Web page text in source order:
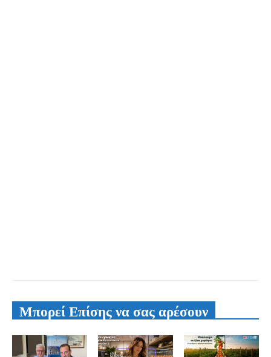
Μπορεί Επίσης να σας αρέσουν